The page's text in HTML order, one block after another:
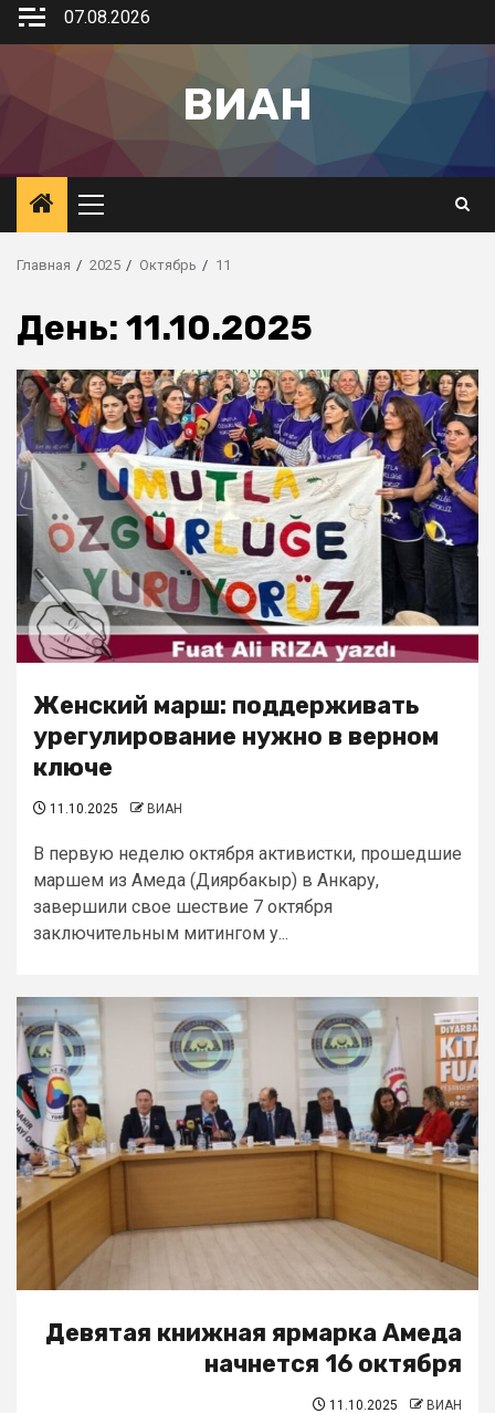
07.08.2026
ВИАН
Главная 2025 Октябрь 11
День: 11.10.2025
Женский марш: поддерживать
урегулирование нужно в верном
ключе
11.10.2025 ВИАН
В первую неделю октября активистки, прошедшие
маршем из Амеда (Диярбакыр) в Анкару,
завершили свое шествие 7 октября
заключительным митингом у...
Девятая книжная ярмарка Амеда
начнется 16 октября
11.10.2025 ВИАН